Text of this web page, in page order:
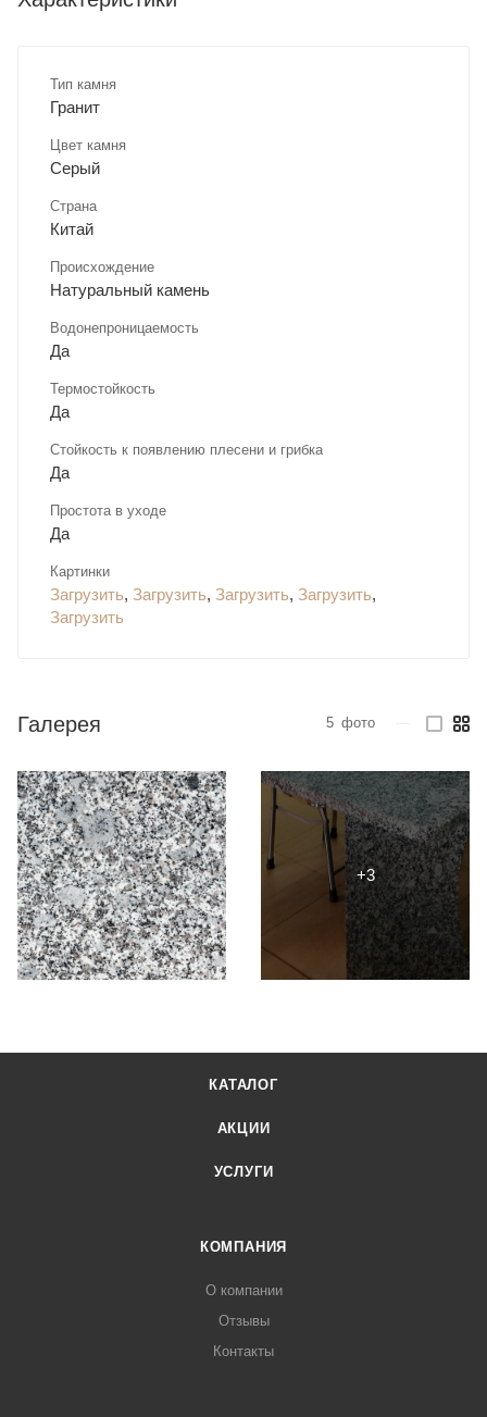
Тип камня
Гранит
Цвет камня
Серый
Страна
Китай
Происхождение
Натуральный камень
Водонепроницаемость
Да
Термостойкость
Да
Стойкость к появлению плесени и грибка
Да
Простота в уходе
Да
Картинки
Загрузить, Загрузить, Загрузить, Загрузить,
Загрузить
Галерея 5 фото
КАТАЛОГ
АКЦИИ
УСЛУГИ
КОМПАНИЯ
О компании
Отзывы
Контакты